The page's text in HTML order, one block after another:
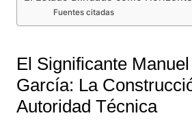
Fuentes citadas
El Significante
García: La
Autoridad Técnica